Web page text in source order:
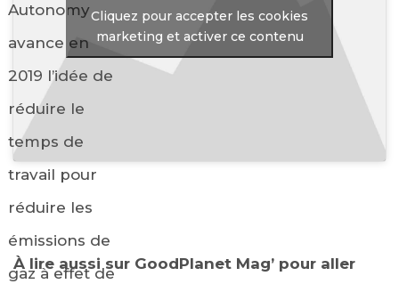
Autonomy
avance en
2019 l’idée de
réduire le
temps de
travail pour
réduire les
émissions de
gaz à effet de
Cliquez pour accepter les cookies
marketing et activer ce contenu
À lire aussi sur GoodPlanet Mag’ pour aller